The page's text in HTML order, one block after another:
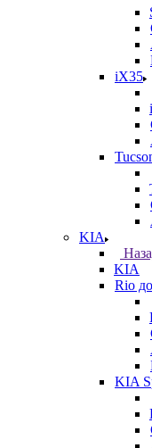
iX35
KIA
KIA
Rio
KIA